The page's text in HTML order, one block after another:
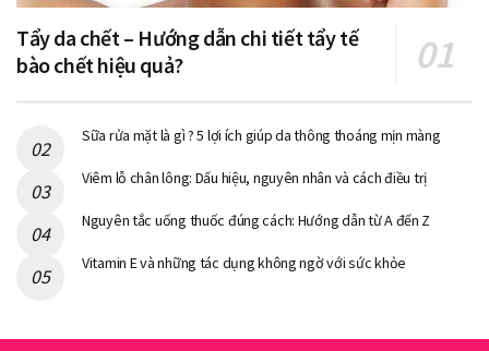
Innisfree Green tea này.
Tẩy da chết – Hướng dẫn chi tiết tẩy tế
bào chết hiệu quả?
Sữa rửa mặt là gì ? 5 lợi ích giúp da thông thoáng mịn màng
Viêm lỗ chân lông: Dấu hiệu, nguyên nhân và cách điều trị
Nguyên tắc uống thuốc đúng cách: Hướng dẫn từ A đến Z
Vitamin E và những tác dụng không ngờ với sức khỏe